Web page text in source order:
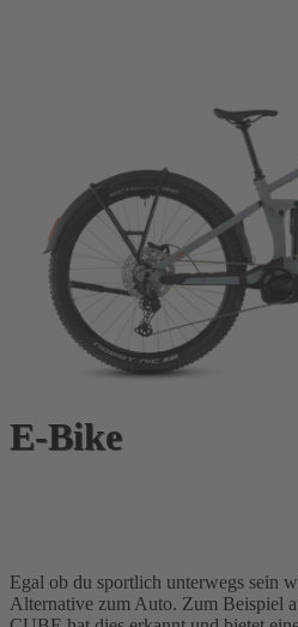
E-Bike
Egal ob du sportlich unterwegs sein
Alternative zum Auto. Zum Beispiel